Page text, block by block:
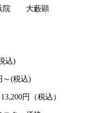
院 大藪顕
込)
～(税込)
円（税込）